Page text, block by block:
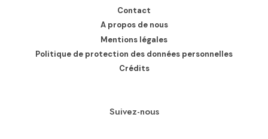
Contact
A propos de nous
Mentions légales
Politique de protection des données personnelles
Crédits
Suivez-nous